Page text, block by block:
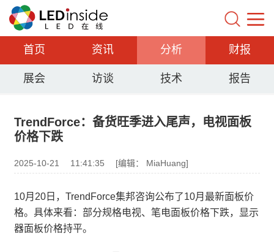
首页 资讯 分析 财报
展会 访谈 技术 报告
TrendForce：备货旺季进入尾声，电视面板
价格下跌
2025-10-21 11:41:35 [编辑： MiaHuang]
10月20日，TrendForce集邦咨询公布了10月最新面板价
格。具体来看：部分规格电视、笔电面板价格下跌，显示
器面板价格持平。